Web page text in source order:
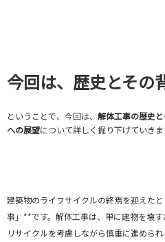
今回は、歴史とその
ということで、今回は、 解体工事の歴史
への展望について詳しく掘り下げていきま
建築物のライフサイクルの終焉を迎えた
事」**です。解体工事は、単に建物を壊す
リサイクルを考慮しながら慎重に進められ